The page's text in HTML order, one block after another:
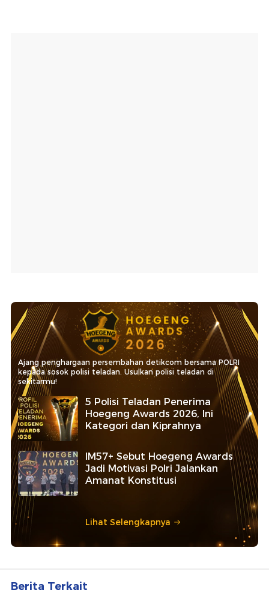
Ajang penghargaan persembahan detikcom bersama POLRI
kepada sosok polisi teladan. Usulkan polisi teladan di
sekitarmu!
5 Polisi Teladan Penerima
Hoegeng Awards 2026, Ini
Kategori dan Kiprahnya
IM57+ Sebut Hoegeng Awards
Jadi Motivasi Polri Jalankan
Amanat Konstitusi
Lihat Selengkapnya
Berita Terkait